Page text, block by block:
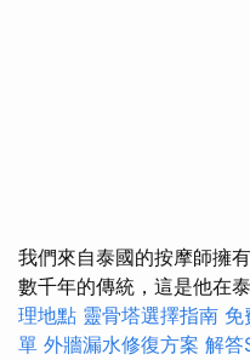
我們來自泰國的按摩師擁
數千年的傳統，這是他在
理地點 靈骨塔選擇指南 免
單 外牆漏水修復方案 解答